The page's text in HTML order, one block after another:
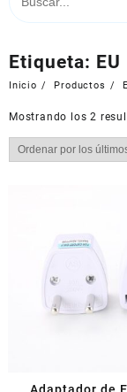
Etiqueta: EU
Inicio Productos
Mostrando los 2
Adaptador de